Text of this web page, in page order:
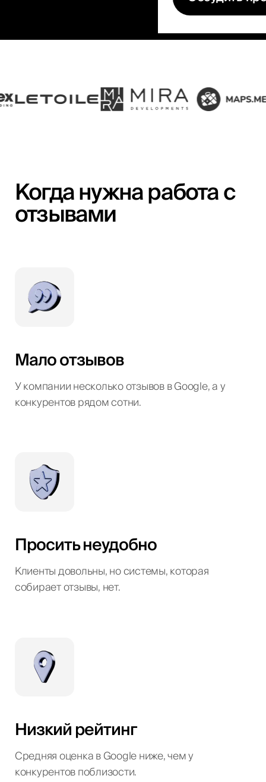
Когда нужна работа с
отзывами
Мало отзывов
У компании несколько отзывов в Google, а у
конкурентов рядом сотни.
Просить неудобно
Клиенты довольны, но системы, которая
собирает отзывы, нет.
Низкий рейтинг
Средняя оценка в Google ниже, чем у
конкурентов поблизости.